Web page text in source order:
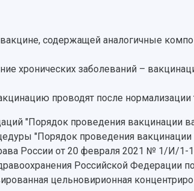
содержащей аналогичные
хронических заболеваний –
проводят после нормализации
"Порядок проведения
"Порядок проведения
России от 20 февраля 2021 № 1/И/1-
Российской Федерации
цельновирионная